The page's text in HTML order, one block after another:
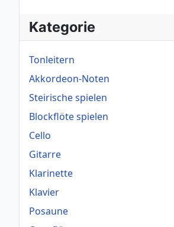
Kategorie
Tonleitern
Akkordeon-Noten
Steirische spielen
Blockflöte spielen
Cello
Gitarre
Klarinette
Klavier
Posaune